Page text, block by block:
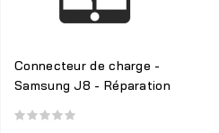
Connecteur de charge -
Samsung J8 - Réparation